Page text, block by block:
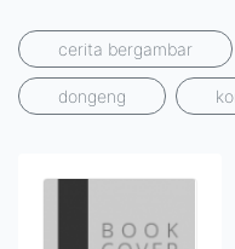
cerita bergambar
dongeng